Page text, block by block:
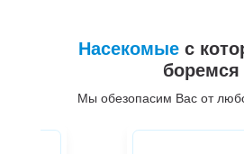
Насекомые с
боремся
Мы обезопасим Вас от